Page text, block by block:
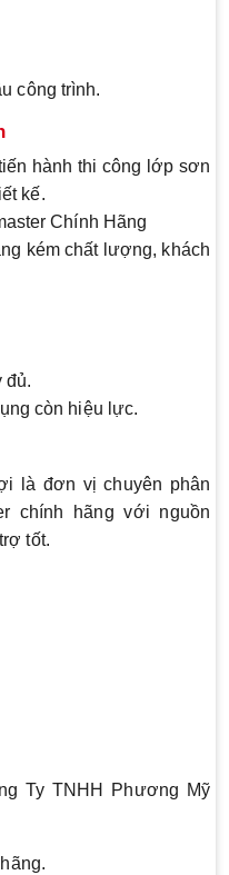
công trình.
hành thi công lớp sơn
kế.
Chính Hãng
kém chất lượng, khách
đủ.
còn hiệu lực.
là đơn vị chuyên phân
chính hãng với nguồn
tốt.
Ty TNHH Phương Mỹ